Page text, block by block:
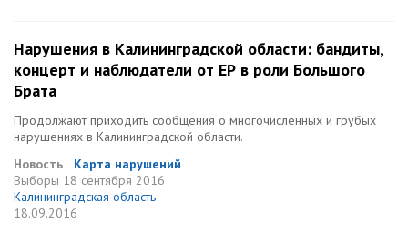
Нарушения в Калининградской области: бандиты,
концерт и наблюдатели от ЕР в роли Большого
Брата
Продолжают приходить сообщения о многочисленных и грубых
нарушениях в Калининградской области.
Новость
Карта нарушений
Выборы 18 сентября 2016
Калининградская область
18.09.2016